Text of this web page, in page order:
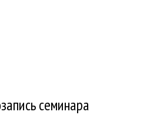
семинара